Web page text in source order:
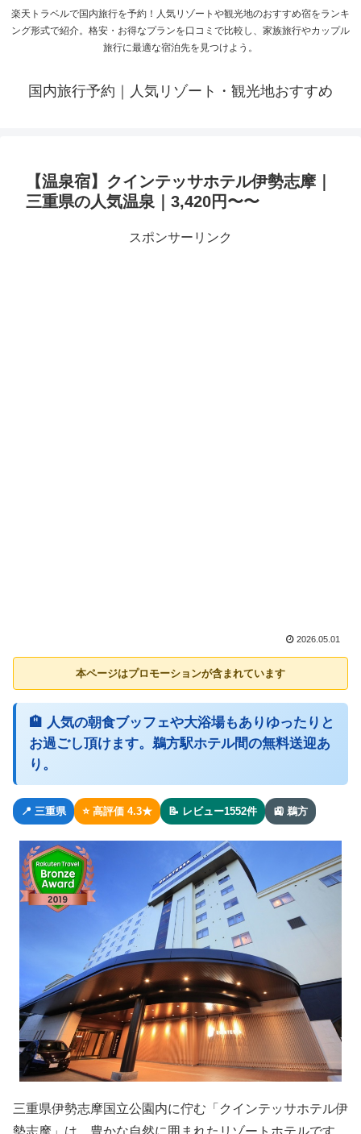
楽天トラベルで国内旅行を予約！人気リゾートや観光地のおすすめ宿をランキ
ング形式で紹介。格安・お得なプランを口コミで比較し、家族旅行やカップル
旅行に最適な宿泊先を見つけよう。
国内旅行予約｜人気リゾート・観光地おすすめ
【温泉宿】クインテッサホテル伊勢志摩｜
三重県の人気温泉｜3,420円〜〜
スポンサーリンク
2026.05.01
本ページはプロモーションが含まれています
🏨 人気の朝食ブッフェや大浴場もありゆったりと
お過ごし頂けます。鵜方駅ホテル間の無料送迎あ
り。
📍 三重県 ⭐ 高評価 4.3★ 📝 レビュー1552件 🚉 鵜方
三重県伊勢志摩国立公園内に佇む「クインテッサホテル伊
勢志摩」は、豊かな自然に囲まれたリゾートホテルです。